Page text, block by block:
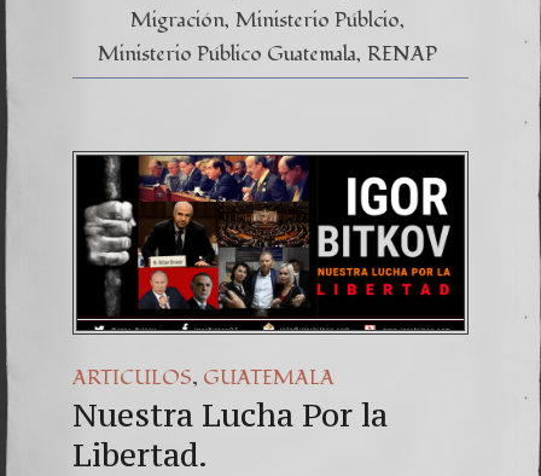
Migración Ministerio Públcio
Ministerio Público Guatemala RENAP
ARTICULOS, GUATEMALA
Nuestra Lucha Por la
Libertad.